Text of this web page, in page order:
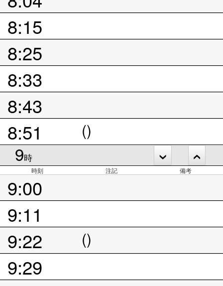
8:15
8:25
8:33
8:43
8:51
()
9時
時刻 注記 備考
9:00
9:11
9:22
()
9:29